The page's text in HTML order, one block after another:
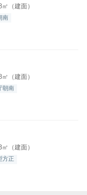
（建面）
南
（建面）
朝南
（建面）
方正